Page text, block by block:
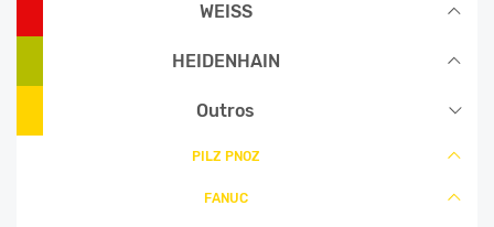
WEISS
WEISS
HEIDENHAIN
HEIDENHAIN
Outros
Outros
PILZ PNOZ
PILZ PNOZ
FANUC